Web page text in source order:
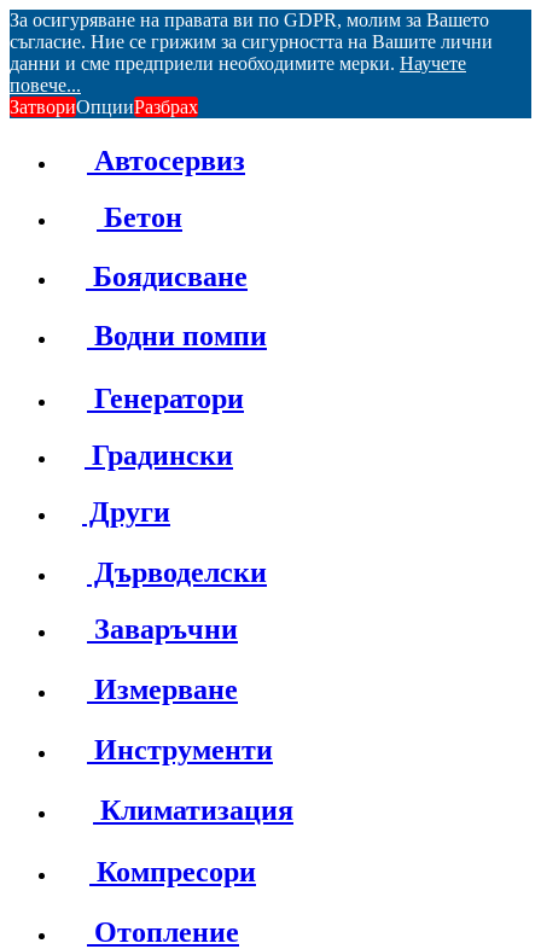
За осигуряване на правата ви по GDPR, молим за Вашето
съгласие. Ние се грижим за сигурността на Вашите лични
данни и сме предприели необходимите мерки. Научете
повече...
ЗатвориОпцииРазбрах
Автосервиз
Бетон
Боядисване
Водни помпи
Генератори
Градински
Други
Дърводелски
Заваръчни
Измерване
Инструменти
Климатизация
Компресори
Отопление